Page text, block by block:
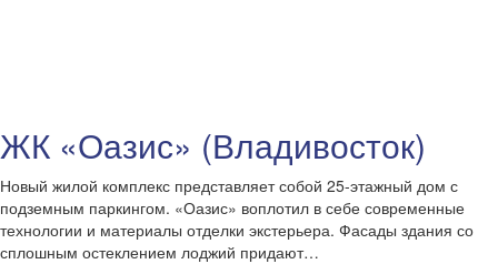
ЖК «Оазис» (Владивосток)
Новый жилой комплекс представляет собой 25-этажный дом с
подземным паркингом. «Оазис» воплотил в себе современные
технологии и материалы отделки экстерьера. Фасады здания со
сплошным остеклением лоджий придают…